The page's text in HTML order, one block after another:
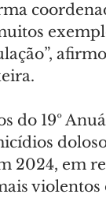
do 19º
2024, em
violentos